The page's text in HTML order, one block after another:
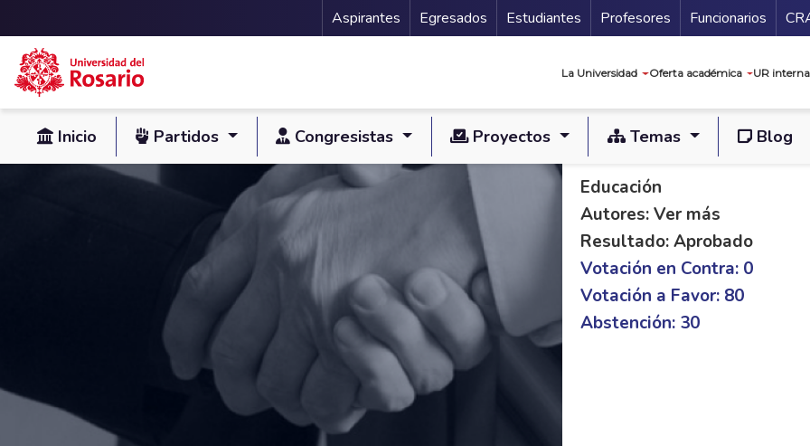
Pasar al contenido principal
Menu Secundario
Aspirantes Egresados Estudiantes Profesores Funcionarios
La Universidad Oferta académica UR
Inicio Partidos Congresistas Proyectos Temas Blog
PL S 50/19 C 179/
Educación
Autores: Ver más
Resultado: Aprobado
Votación en Contra: 0
Votación a Favor: 80
Abstención: 30